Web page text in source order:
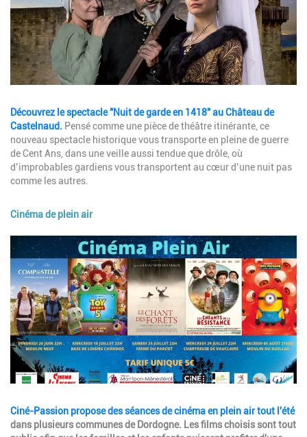
Description
Découvrez le spectacle "Nuit de garde en 1418" au Château de
Castelnaud. Pensé comme une pièce de théâtre itinérante, ce
nouveau spectacle historique vous transporte en pleine de guerre
de Cent Ans, dans une veille aussi tendue que drôle, où
d’improbables gardiens vous transportent au cœur d’une nuit pas
comme les autres.
Cinéma de plein air
Image
Description
Ciné-Passion propose des séances de cinéma en plein air tout l'été
dans plusieurs communes de Dordogne. Les films choisis sont tout